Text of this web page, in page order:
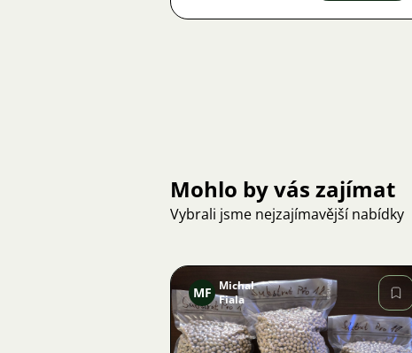
Mohlo by vás zajímat
Vybrali jsme nejzajímavější nabídky
MF Michal
Fiala